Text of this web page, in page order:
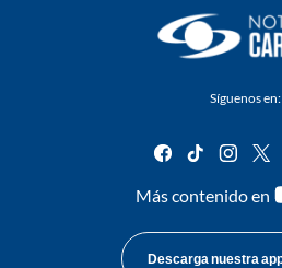
Síguenos en:
facebook
tiktok
Más contenido en
Descarga nuestra